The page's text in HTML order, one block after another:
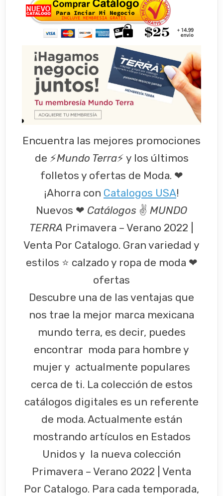
Encuentra las mejores promociones
de ⚡Mundo Terra⚡ y los últimos
folletos y ofertas de Moda. ❤
¡Ahorra con Catalogos USA!
Nuevos ❤ Catálogos ✌ MUNDO
TERRA Primavera – Verano 2022 |
Venta Por Catalogo. Gran variedad y
estilos ⭐ calzado y ropa de moda ❤
ofertas
Descubre una de las ventajas que
nos trae la mejor marca mexicana
mundo terra, es decir, puedes
encontrar moda para hombre y
mujer y actualmente populares
cerca de ti. La colección de estos
catálogos digitales es un referente
de moda. Actualmente están
mostrando artículos en Estados
Unidos y la nueva colección
Primavera – Verano 2022 | Venta
Por Catalogo. Para cada temporada,